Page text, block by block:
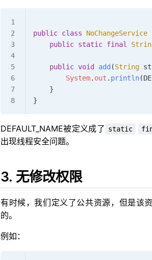
public class NoChangeService
    public
static final
    public
void add (String
        System
. out . println
    }
}
DEFAULT_NAME被定义成了 static
出现线程安全问题。
3. 无修改权限
有时候，我们定义了公共资源，但是该
的。
例如：